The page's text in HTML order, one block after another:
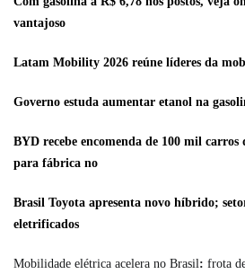
vantajoso
Latam Mobility 2026 reúne líderes da
Governo estuda aumentar etanol na
BYD recebe encomenda de 100 mil
para fábrica no
Brasil Toyota apresenta novo híbrido;
eletrificados
Mobilidade elétrica acelera no Brasil: frota